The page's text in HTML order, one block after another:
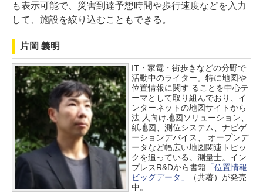
も表示可能で、災害到達予想時間や歩行速度などを入力
して、施設を絞り込むこともできる。
片岡 義明
IT・家電・街歩きなどの分野で
活動中のライター。特に地図や
位置情報に関す ることを中心テ
ーマとして取り組んでおり、イ
ンターネットの地図サイトから
法 人向け地図ソリューション、
紙地図、測位システム、ナビゲ
ーションデバイス、 オープンデ
ータなど幅広い地図関連トピッ
クを追っている。測量士。イン
プレスR&Dから書籍「位置情報
ビッグデータ」
（共著）が発売
中。